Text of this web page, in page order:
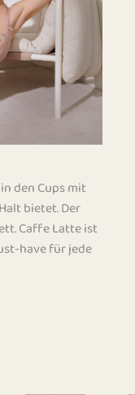
den Cups mit
bietet. Der
Caffe Latte ist
have für jede